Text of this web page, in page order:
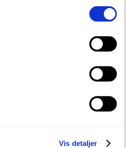
Vis detaljer